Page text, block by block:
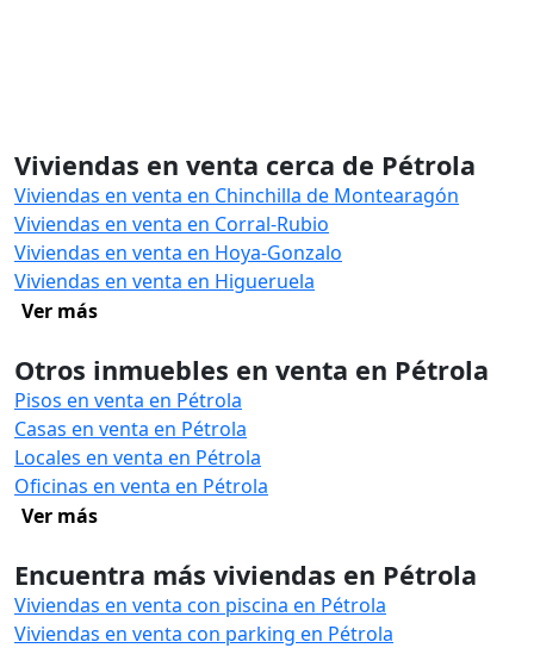
Viviendas en venta cerca de Pétrola
Viviendas en venta en Chinchilla de Montearagón
Viviendas en venta en Corral-Rubio
Viviendas en venta en Hoya-Gonzalo
Viviendas en venta en Higueruela
Ver más
Otros inmuebles en venta en Pétrola
Pisos en venta en Pétrola
Casas en venta en Pétrola
Locales en venta en Pétrola
Oficinas en venta en Pétrola
Ver más
Encuentra más viviendas en Pétrola
Viviendas en venta con piscina en Pétrola
Viviendas en venta con parking en Pétrola